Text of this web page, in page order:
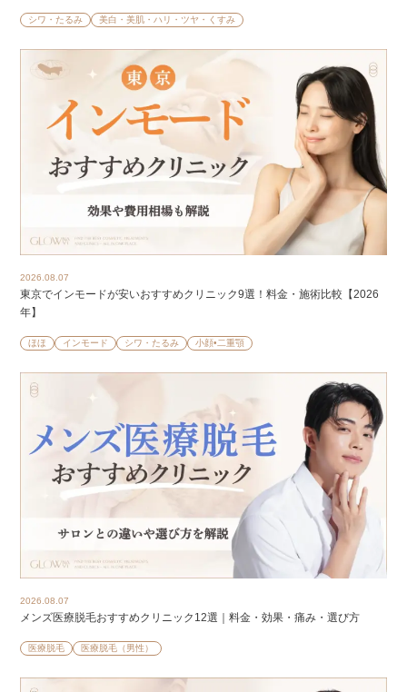
シワ・たるみ 美白・美肌・ハリ・ツヤ・くすみ
2026.08.07
東京でインモードが安いおすすめクリニック9選！料金・施術比較【2026
年】
ほほ インモード シワ・たるみ 小顔•二重顎
2026.08.07
メンズ医療脱毛おすすめクリニック12選｜料金・効果・痛み・選び方
医療脱毛 医療脱毛（男性）